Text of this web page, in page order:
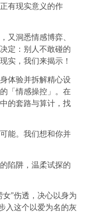
有现实意义的作
又洞悉情感博弈、
定：别人不敢碰的
实，我们来揭示！
体验并拆解精心设
「情感操控」。在
的套路与算计，找
能。我们想和你并
陷阱，温柔试探的
”伤透，决心以身为
入这个以爱为名的灰